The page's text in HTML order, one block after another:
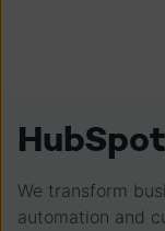
We transform
automation and